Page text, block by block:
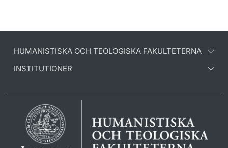
HUMANISTISKA OCH TEOLOGISKA FAKULTETERNA
INSTITUTIONER